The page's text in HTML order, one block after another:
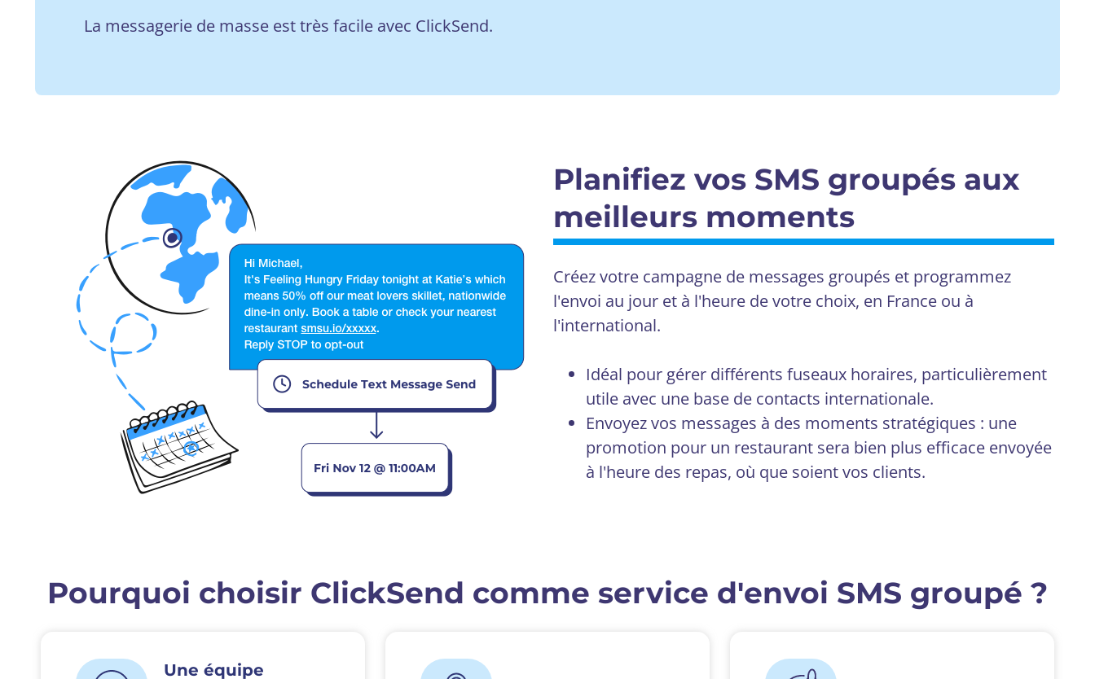
La messagerie de masse est très facile avec ClickSend.
Planifiez vos SMS groupés aux
meilleurs moments
Créez votre campagne de messages groupés et programmez
l'envoi au jour et à l'heure de votre choix, en France ou à
l'international.
Idéal pour gérer différents fuseaux horaires, particulièrement
utile avec une base de contacts internationale.
Envoyez vos messages à des moments stratégiques : une
promotion pour un restaurant sera bien plus efficace envoyée
à l'heure des repas, où que soient vos clients.
Pourquoi choisir ClickSend comme service d'envoi SMS groupé ?
Une équipe